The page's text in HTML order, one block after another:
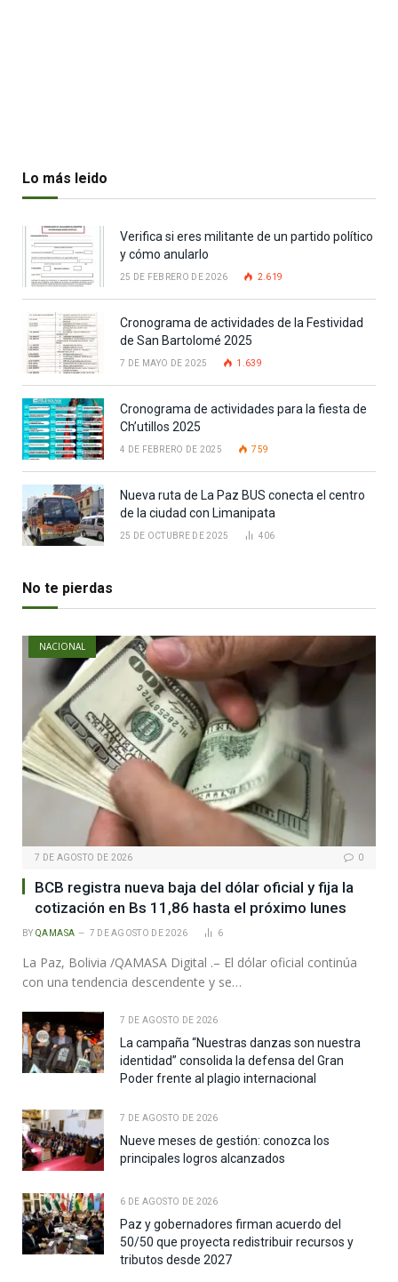
Lo más leido
Verifica si eres militante de un partido político
y cómo anularlo
25 DE FEBRERO DE 2026 2.619
Cronograma de actividades de la Festividad
de San Bartolomé 2025
7 DE MAYO DE 2025 1.639
Cronograma de actividades para la fiesta de
Ch’utillos 2025
4 DE FEBRERO DE 2025 759
Nueva ruta de La Paz BUS conecta el centro
de la ciudad con Limanipata
25 DE OCTUBRE DE 2025 406
No te pierdas
NACIONAL
7 DE AGOSTO DE 2026 0
BCB registra nueva baja del dólar oficial y fija la
cotización en Bs 11,86 hasta el próximo lunes
BY QAMASA 7 DE AGOSTO DE 2026 6
La Paz, Bolivia /QAMASA Digital .– El dólar oficial continúa
con una tendencia descendente y se…
7 DE AGOSTO DE 2026
La campaña “Nuestras danzas son nuestra
identidad” consolida la defensa del Gran
Poder frente al plagio internacional
7 DE AGOSTO DE 2026
Nueve meses de gestión: conozca los
principales logros alcanzados
6 DE AGOSTO DE 2026
Paz y gobernadores firman acuerdo del
50/50 que proyecta redistribuir recursos y
tributos desde 2027